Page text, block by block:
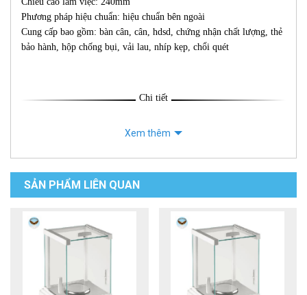
Phương pháp hiệu chuẩn: hiệu chuẩn bên ngoài
Cung cấp bao gồm: bàn cân, cân, hdsd, chứng nhận chất lượng, thẻ
bảo hành, hộp chống bụi, vải lau, nhíp kẹp, chổi quét
Chi tiết
Xem thêm
SẢN PHẨM LIÊN QUAN